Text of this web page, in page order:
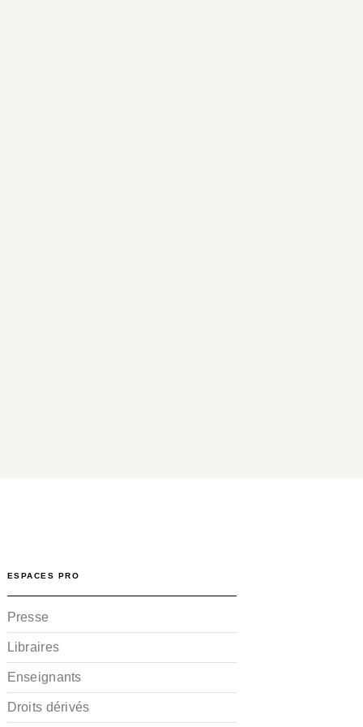
ESPACES PRO
Presse
Libraires
Enseignants
Droits dérivés